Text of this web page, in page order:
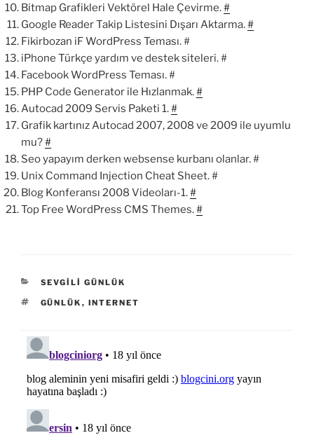
Bitmap Grafikleri Vektörel Hale Çevirme.#
Google Reader Takip Listesini Dışarı Aktarma.#
Fikirbozan iF WordPress Teması. #
iPhone Türkçe yardım ve destek siteleri. #
Facebook WordPress Teması. #
PHP Code Generator ile Hızlanmak.#
Autocad 2009 Servis Paketi 1.#
Grafik kartınız Autocad 2007, 2008 ve 2009 ile uyumlu
mu?#
Seo yapayım derken websense kurbanı olanlar. #
Unix Command Injection Cheat Sheet. #
Blog Konferansı 2008 Videoları-1.#
Top Free WordPress CMS Themes.#
KATEGORILER
SEVGILI GÜNLÜK
ETIKETLER
GÜNLÜK , INTERNET